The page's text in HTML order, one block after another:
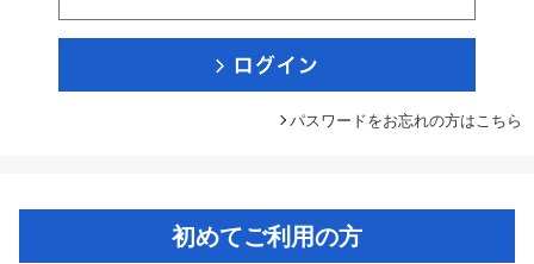
パスワードをお忘れの方はこちら
初めてご利用の方